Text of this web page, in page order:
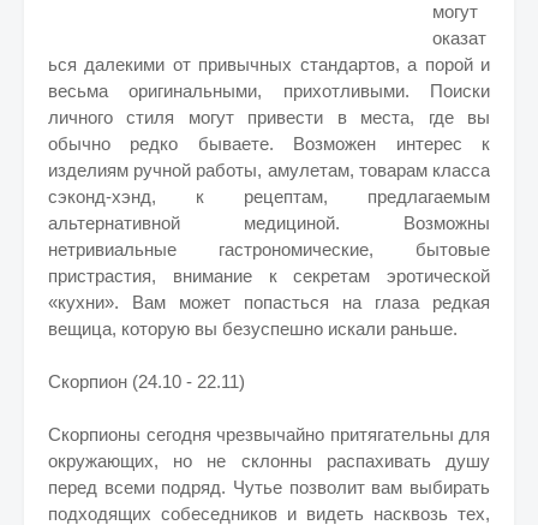
могут
оказат
ься далекими от привычных стандартов, а порой и
весьма оригинальными, прихотливыми. Поиски
личного стиля могут привести в места, где вы
обычно редко бываете. Возможен интерес к
изделиям ручной работы, амулетам, товарам класса
сэконд-хэнд, к рецептам, предлагаемым
альтернативной медициной. Возможны
нетривиальные гастрономические, бытовые
пристрастия, внимание к секретам эротической
«кухни». Вам может попасться на глаза редкая
вещица, которую вы безуспешно искали раньше.
Скорпион (24.10 - 22.11)
Скорпионы сегодня чрезвычайно притягательны для
окружающих, но не склонны распахивать душу
перед всеми подряд. Чутье позволит вам выбирать
подходящих собеседников и видеть насквозь тех,